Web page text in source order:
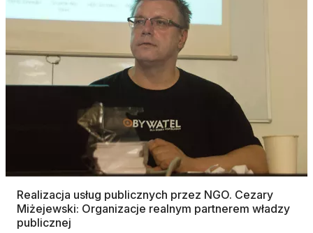
Realizacja usług publicznych przez NGO. Cezary
Miżejewski: Organizacje realnym partnerem władzy
publicznej